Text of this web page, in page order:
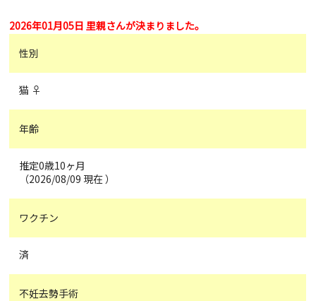
2026年01月05日 里親さんが決まりました。
性別
猫 ♀
年齢
推定0歳10ヶ月
（2026/08/09 現在 ）
ワクチン
済
不妊去勢手術